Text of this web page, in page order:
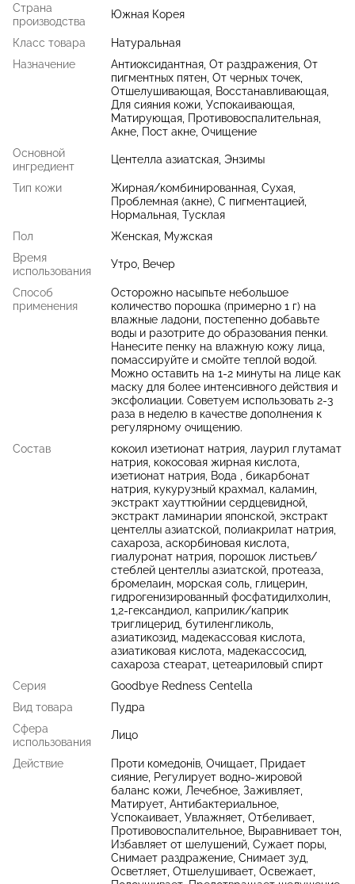
Страна
производства
Южная Корея
Класс товара
Натуральная
Назначение
Антиоксидантная, От раздражения, От
пигментных пятен, От черных точек,
Отшелушивающая, Восстанавливающая,
Для сияния кожи, Успокаивающая,
Матирующая, Противовоспалительная,
Акне, Пост акне, Очищение
Основной
ингредиент
Центелла азиатская, Энзимы
Тип кожи
Жирная/комбинированная, Сухая,
Проблемная (акне), С пигментацией,
Нормальная, Тусклая
Пол
Женская, Мужская
Время
использования
Утро, Вечер
Способ
применения
Осторожно насыпьте небольшое
количество порошка (примерно 1 г) на
влажные ладони, постепенно добавьте
воды и разотрите до образования пенки.
Нанесите пенку на влажную кожу лица,
помассируйте и смойте теплой водой.
Можно оставить на 1-2 минуты на лице как
маску для более интенсивного действия и
эксфолиации. Советуем использовать 2-3
раза в неделю в качестве дополнения к
регулярному очищению.
Состав
кокоил изетионат натрия, лаурил глутамат
натрия, кокосовая жирная кислота,
изетионат натрия, Вода , бикарбонат
натрия, кукурузный крахмал, каламин,
экстракт хауттюйнии сердцевидной,
экстракт ламинарии японской, экстракт
центеллы азиатской, полиакрилат натрия,
сахароза, аскорбиновая кислота,
гиалуронат натрия, порошок листьев/
стеблей центеллы азиатской, протеаза,
бромелаин, морская соль, глицерин,
гидрогенизированный фосфатидилхолин,
1,2-гександиол, каприлик/каприк
триглицерид, бутиленгликоль,
азиатикозид, мадекассовая кислота,
азиатиковая кислота, мадекассосид,
сахароза стеарат, цетеариловый спирт
Серия
Goodbye Redness Centella
Вид товара
Пудра
Сфера
использования
Лицо
Действие
Проти комедонів, Очищает, Придает
сияние, Регулирует водно-жировой
баланс кожи, Лечебное, Заживляет,
Матирует, Антибактериальное,
Успокаивает, Увлажняет, Отбеливает,
Противовоспалительное, Выравнивает тон,
Избавляет от шелушений, Сужает поры,
Снимает раздражение, Снимает зуд,
Осветляет, Отшелушивает, Освежает,